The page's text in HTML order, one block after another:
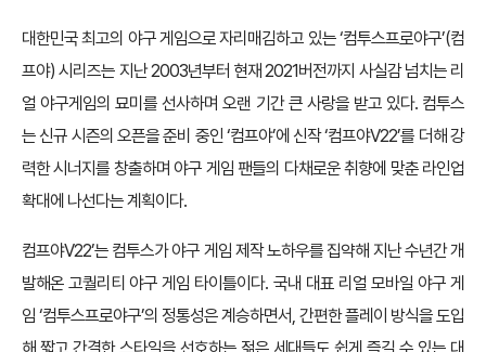
대한민국 최고의 야구 게임으로 자리매김하고 있는 ‘컴투스프로야구’(컴
프야) 시리즈는 지난 2003년부터 현재 2021버전까지 사실감 넘치는 리
얼 야구게임의 묘미를 선사하며 오랜 기간 큰 사랑을 받고 있다. 컴투스
는 신규 시즌의 오픈을 준비 중인 ‘컴프야’에 신작 ‘컴프야V22’를 더해 강
력한 시너지를 창출하며 야구 게임 팬들의 다채로운 취향에 맞춘 라인업
확대에 나선다는 계획이다.
컴프야V22’는 컴투스가 야구 게임 제작 노하우를 집약해 지난 수년간 개
발해온 고퀄리티 야구 게임 타이틀이다. 국내 대표 리얼 모바일 야구 게
임 ‘컴투스프로야구’의 정통성은 계승하면서, 간편한 플레이 방식을 도입